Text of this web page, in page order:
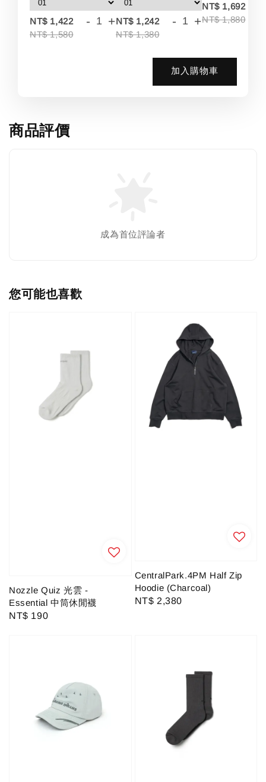
NT$ 1,422
NT$ 1,580
- +NT$ 1,242
NT$ 1,380
- +
NT$ 1,692
NT$ 1,880
加入購物車
商品評價
成為首位評論者
您可能也喜歡
Nozzle Quiz 光雲 -
Essential 中筒休閒襪
Regular
NT$ 190
CentralPark.4PM Half Zip
Hoodie (Charcoal)
Regular
NT$ 2,380